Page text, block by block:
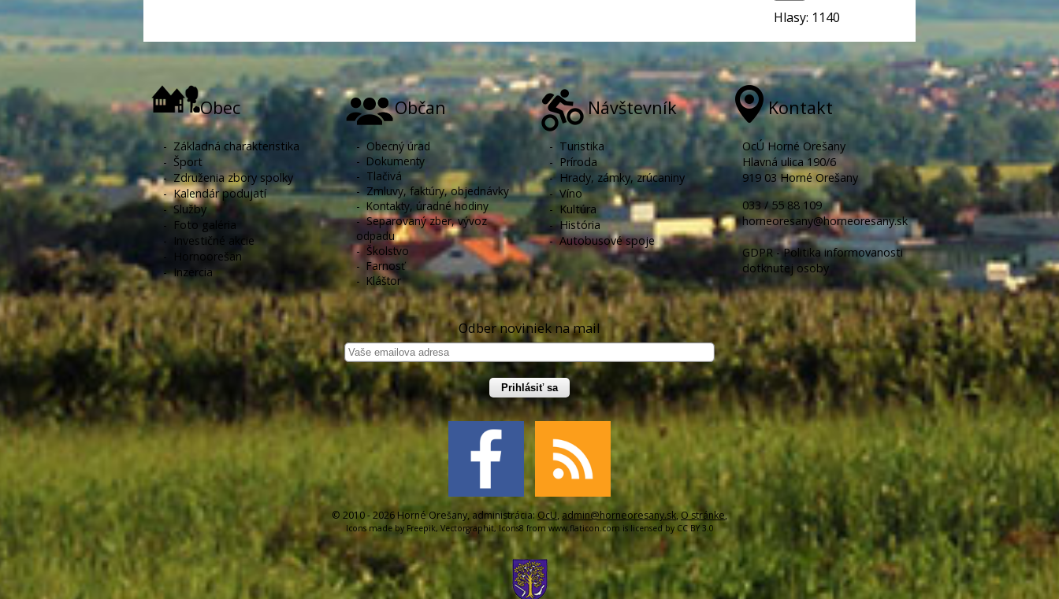
Hlasy: 1140
Obec
- Základná charakteristika
- Šport
- Združenia zbory spolky
-Kalendár podujatí
-Služby
- Foto galéria
- Investičné akcie
-
Hornoorešan
-Inzercia
Občan
-Obecný úrad
- Dokumenty
- Tlačivá
- Zmluvy, faktúry, objednávky
- Kontakty, úradné hodiny
-Separovaný zber, vývoz
odpadu
- Školstvo
- Farnosť
- Kláštor
Návštevník
- Turistika
- Príroda
- Hrady, zámky, zrúcaniny
-Víno
- Kultúra
-História
-Autobusové spoje
Kontakt
OcÚ Horné Orešany
Hlavná ulica 190/6
919 03 Horné Orešany
033 / 55 88 109
horneoresany@horneoresany.sk
GDPR - Politika informovanosti
dotknutej osoby
Odber noviniek na mail
Prihlásiť sa
© 2010 - 2026 Horné Orešany, administrácia: OcU, admin@horneoresany.sk,O stránke,
Icons made by Freepik, Vectorgraphit, Icons8 fromwww.flaticon.com is licensed by CC BY 3.0